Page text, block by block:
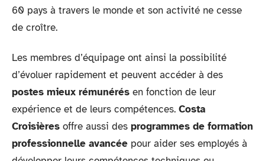
60 pays à travers le monde et son activité ne cesse
de croître.
Les membres d’équipage ont ainsi la possibilité
d’évoluer rapidement et peuvent accéder à des
postes mieux rémunérés en fonction de leur
expérience et de leurs compétences. Costa
Croisières offre aussi des programmes de formation
professionnelle avancée pour aider ses employés à